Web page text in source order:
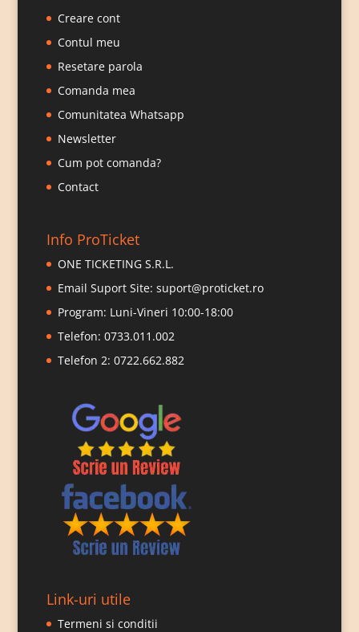
Creare cont
Contul meu
Resetare parola
Comanda mea
Comunitatea Whatsapp
Newsletter
Cum pot comanda?
Contact
Info ProTicket
ONE TICKETING S.R.L.
Email Suport Site: suport@proticket.ro
Program: Luni-Vineri 10:00-18:00
Telefon: 0733.011.002
Telefon 2: 0722.662.882
Link-uri utile
Termeni si conditii